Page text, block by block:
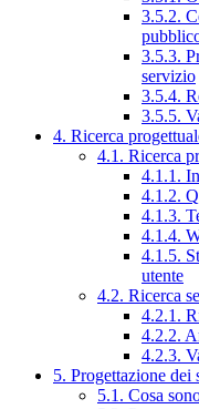
3.5.2.
3.5.3.
servizio
3.5.4.
3.5.5.
4. Ricerca
4.1. Ricerca
4.1.1.
4.1.2.
4.1.3.
4.1.4.
4.1.5.
utente
4.2. Ricerca
4.2.1.
4.2.2.
4.2.3.
5. Progettazione dei
5.1. Cosa